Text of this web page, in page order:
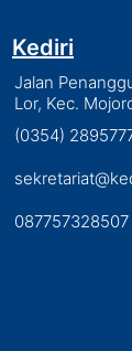
Kediri
Jalan
Lor, Kec.
(0354)